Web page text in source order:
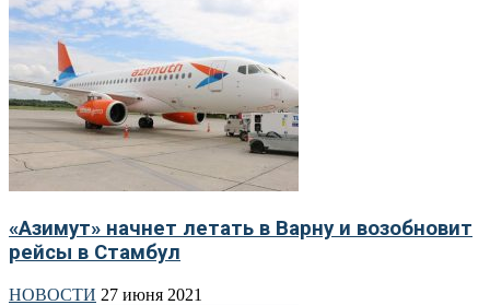
«Азимут» начнет летать в Варну и возобновит
рейсы в Стамбул
НОВОСТИ 27 июня 2021